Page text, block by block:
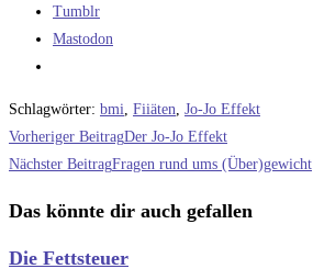
Tumblr
Mastodon
Schlagwörter: bmi, Fiiäten, Jo-Jo Effekt
Weitere
Artikel
ansehen
Vorheriger BeitragDer Jo-Jo Effekt
Nächster BeitragFragen rund ums (Über)gewicht
Das könnte dir auch gefallen
Die Fettsteuer